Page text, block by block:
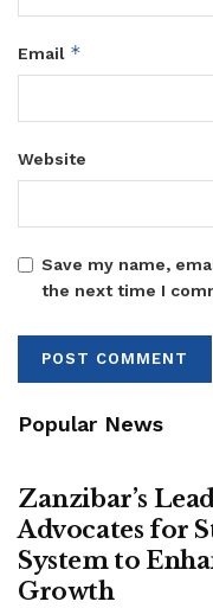
Email *
Website
Save my name,
the next time I
Popular News
Zanzibar’s
Advocates for
System to
Growth